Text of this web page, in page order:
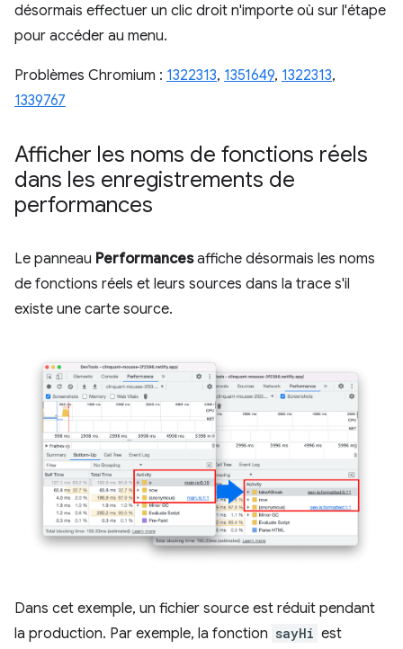
désormais effectuer un clic droit n'importe où sur l'étape
pour accéder au menu.
Problèmes Chromium : 1322313, 1351649, 1322313,
1339767
Afficher les noms de fonctions réels
dans les enregistrements de
performances
Le panneau Performancesaffiche désormais les noms
de fonctions réels et leurs sources dans la trace s'il
existe une carte source.
Dans cet exemple, un fichier source est réduit pendant
la production. Par exemple, la fonction sayHi est